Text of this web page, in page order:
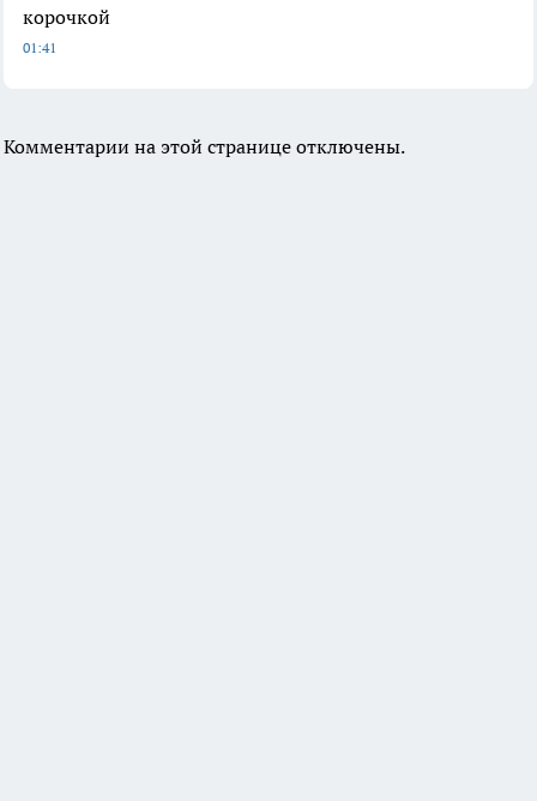
корочкой
01:41
Комментарии на этой странице отключены.